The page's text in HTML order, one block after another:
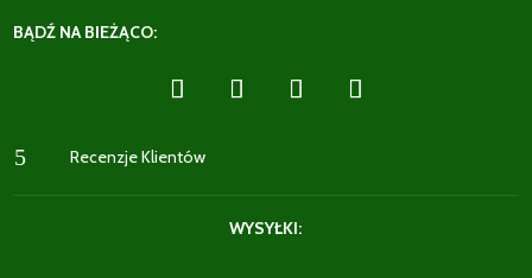
BĄDŹ NA BIEŻĄCO:
5 Recenzje Klientów
WYSYŁKI: